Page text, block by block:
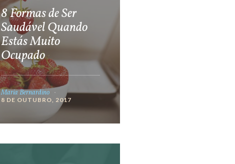
8 Formas de Ser
Saudável Quando
Estás Muito
Ocupado
Maria Bernardino
8 DE OUTUBRO, 2017